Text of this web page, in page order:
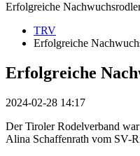
Erfolgreiche
TRV
Erfolgreiche
Erfolgreiche
2024-02-28 14:17
Der Tiroler Rodelverband
Alina Schaffenrath vom SV-